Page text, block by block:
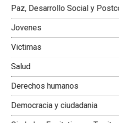
Paz, Desarrollo Social y
Jovenes
Victimas
Salud
Derechos humanos
Democracia y ciudadania